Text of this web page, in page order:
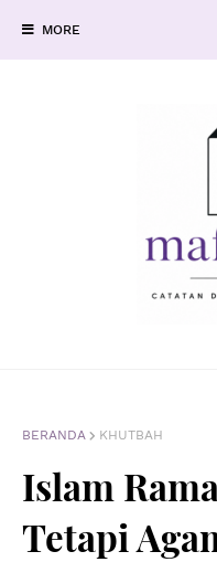
MORE
BERANDA KHUTBAH
Islam
Tetapi